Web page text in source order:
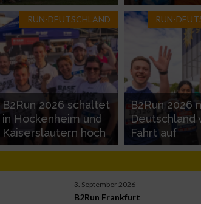
RUN-DEUTSCHLAND
B2Run 2026 schaltet
in Hockenheim und
Kaiserslautern hoch
RUN-
B2Run 2026
Deutschland
Fahrt auf
3. September 2026
B2Run Frankfurt